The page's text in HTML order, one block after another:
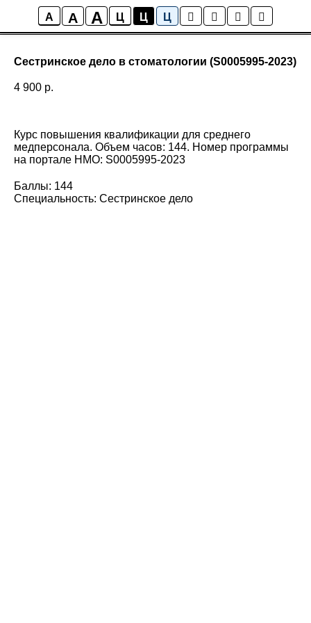
A A A Ц Ц Ц
Сестринское дело в стоматологии (S0005995-2023)
4 900 р.
Курс повышения квалификации для среднего
медперсонала. Объем часов: 144. Номер программы
на портале НМО: S0005995-2023
Баллы: 144
Специальность: Сестринское дело